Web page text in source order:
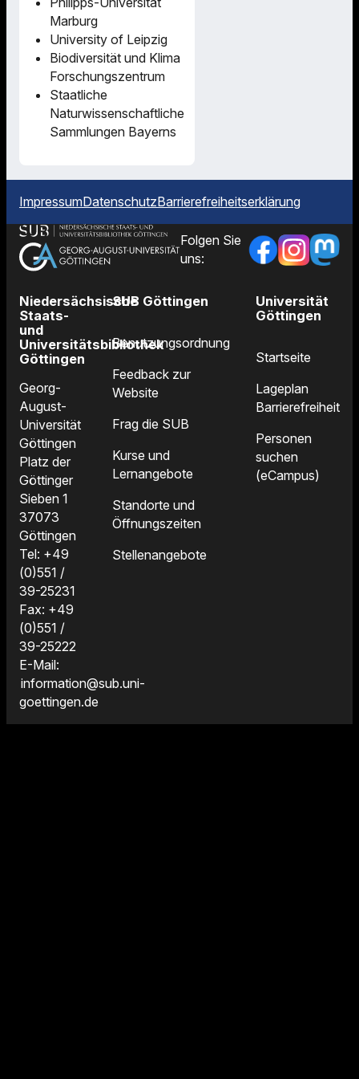
Marburg
University of Leipzig
Biodiversität und Klima
Forschungszentrum
Staatliche
Naturwissenschaftliche
Sammlungen Bayerns
ImpressumDatenschutzBarrierefreiheitserklärung
Folgen Sie
uns:
Niedersächsische
Staats-
und
Universitätsbibliothek
Göttingen
Georg-
August-
Universität
Göttingen
Platz der
Göttinger
Sieben 1
37073
Göttingen
Tel: +49
(0)551 /
39-25231
Fax: +49
(0)551 /
39-25222
E-Mail:
information@sub.uni-
goettingen.de
SUB Göttingen
Benutzungsordnung
Feedback zur
Website
Frag die SUB
Kurse und
Lernangebote
Standorte und
Öffnungszeiten
Stellenangebote
Universität
Göttingen
Startseite
Lageplan
Barrierefreiheit
Personen
suchen
(eCampus)